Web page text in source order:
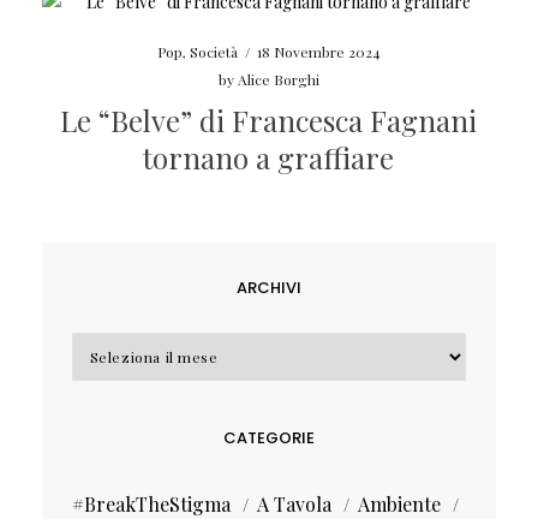
Pop, Società / 18 Novembre 2024
byAlice Borghi
Le “Belve” di Francesca Fagnani
tornano a graffiare
ARCHIVI
Archivi
CATEGORIE
#BreakTheStigma A Tavola
Ambiente